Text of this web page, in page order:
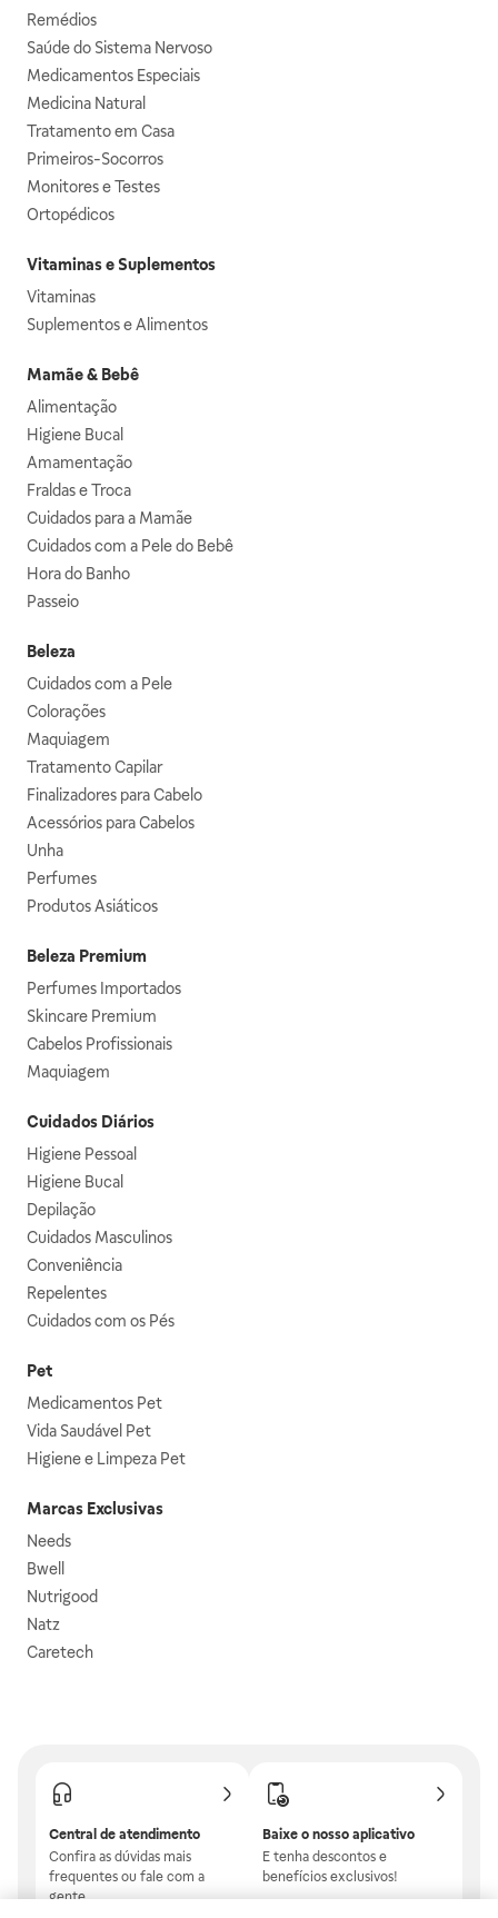
Remédios
Saúde do Sistema Nervoso
Medicamentos Especiais
Medicina Natural
Tratamento em Casa
Primeiros-Socorros
Monitores e Testes
Ortopédicos
Vitaminas e Suplementos
Vitaminas
Suplementos e Alimentos
Mamãe & Bebê
Alimentação
Higiene Bucal
Amamentação
Fraldas e Troca
Cuidados para a Mamãe
Cuidados com a Pele do Bebê
Hora do Banho
Passeio
Beleza
Cuidados com a Pele
Colorações
Maquiagem
Tratamento Capilar
Finalizadores para Cabelo
Acessórios para Cabelos
Unha
Perfumes
Produtos Asiáticos
Beleza Premium
Perfumes Importados
Skincare Premium
Cabelos Profissionais
Maquiagem
Cuidados Diários
Higiene Pessoal
Higiene Bucal
Depilação
Cuidados Masculinos
Conveniência
Repelentes
Cuidados com os Pés
Pet
Medicamentos Pet
Vida Saudável Pet
Higiene e Limpeza Pet
Marcas Exclusivas
Needs
Bwell
Nutrigood
Natz
Caretech
Central de atendimento
Confira as dúvidas mais
frequentes ou fale com a
gente.
Baixe o nosso aplicativo
E tenha descontos e
benefícios exclusivos!